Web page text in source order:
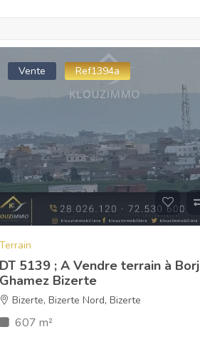
Vente Ref1394a
Terrain
DT 5139 ; A Vendre terrain à Borj
Ghamez Bizerte
Bizerte, Bizerte Nord, Bizerte
607 m²